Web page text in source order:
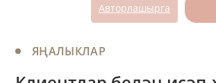
Авторлашырга
ЯҢАЛЫКЛАР